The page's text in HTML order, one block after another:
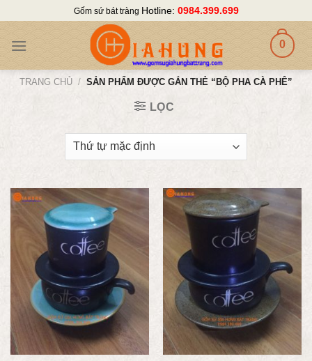
content
Gốm sứ bát tràng Hotline: 0984.399.699
0
TRANG CHỦ / SẢN PHẨM ĐƯỢC GẮN THẺ “BỘ PHA CÀ PHÊ”
LỌC